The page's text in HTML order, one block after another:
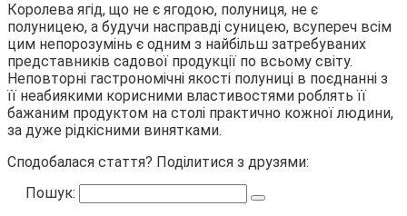
Королева ягід, що не є ягодою, полуниця, не є
полуницею, а будучи насправді суницею, всупереч всім
цим непорозумінь є одним з найбільш затребуваних
представників садової продукції по всьому світу.
Неповторні гастрономічні якості полуниці в поєднанні з
її неабиякими корисними властивостями роблять її
бажаним продуктом на столі практично кожної людини,
за дуже рідкісними винятками.
Сподобалася стаття? Поділитися з друзями:
Пошук: